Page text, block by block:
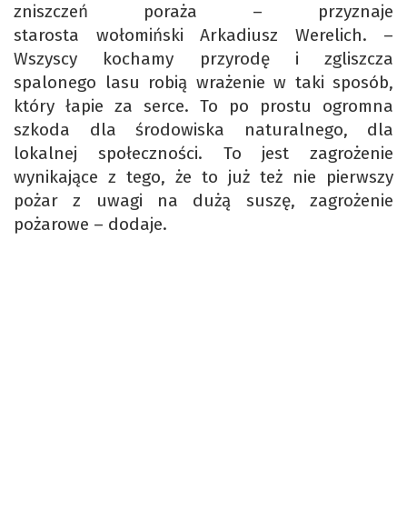
zniszczeń poraża – przyznaje
starosta wołomiński Arkadiusz Werelich. –
Wszyscy kochamy przyrodę i zgliszcza
spalonego lasu robią wrażenie w taki sposób,
który łapie za serce. To po prostu ogromna
szkoda dla środowiska naturalnego, dla
lokalnej społeczności. To jest zagrożenie
wynikające z tego, że to już też nie pierwszy
pożar z uwagi na dużą suszę, zagrożenie
pożarowe – dodaje.